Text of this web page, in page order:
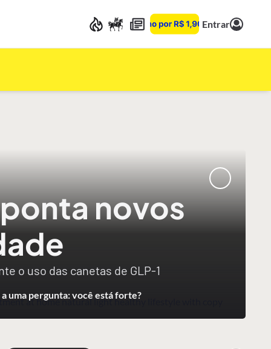
Entrar
novos
o uso das canetas de GLP-1
uma pergunta: você está forte?